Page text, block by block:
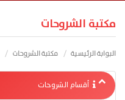
مكتبة الشروحات
البوابة الرئيسية مكتبة الشروحات
أقسام الشروحات